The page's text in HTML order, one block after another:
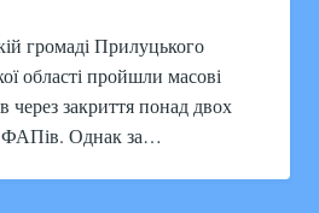
громаді Прилуцького
області пройшли масові
через закриття понад двох
ФАПів. Однак за…